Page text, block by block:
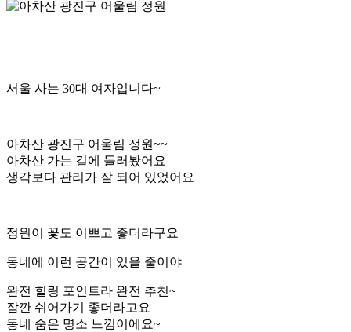
서울 사는 30대 여자입니다~
아차산 광진구 어울림 정원~~
아차산 가는 길에 들러봤어요
생각보다 관리가 잘 되어 있었어요
정원이 꽃도 이쁘고 좋더라구요
동네에 이런 공간이 있을 줄이야
완전 힐링 포인트라 완전 추천~
잠깐 쉬어가기 좋더라고요
동네 숨은 명소 느낌이에요~